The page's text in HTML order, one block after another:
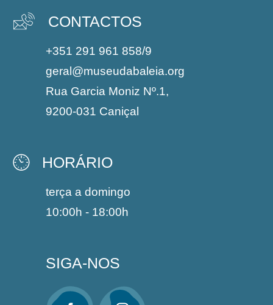
CONTACTOS
+351 291 961 858/9
geral@museudabaleia.org
Rua Garcia Moniz Nº.1,
9200-031 Caniçal
HORÁRIO
terça a domingo
10:00h - 18:00h
SIGA-NOS